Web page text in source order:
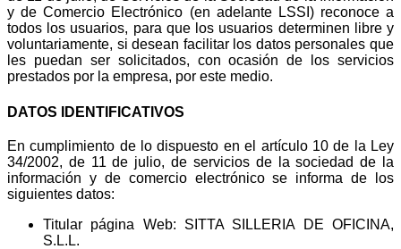
y de Comercio Electrónico (en adelante LSSI) reconoce a
todos los usuarios, para que los usuarios determinen libre y
voluntariamente, si desean facilitar los datos personales que
les puedan ser solicitados, con ocasión de los servicios
prestados por la empresa, por este medio.
DATOS IDENTIFICATIVOS
En cumplimiento de lo dispuesto en el artículo 10 de la Ley
34/2002, de 11 de julio, de servicios de la sociedad de la
información y de comercio electrónico se informa de los
siguientes datos:
Titular página Web: SITTA SILLERIA DE OFICINA,
S.L.L.